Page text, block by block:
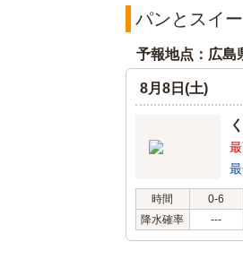
パンとスイ
予報地点：広島
8月8日(土)
時間 0-6
降水確率
---